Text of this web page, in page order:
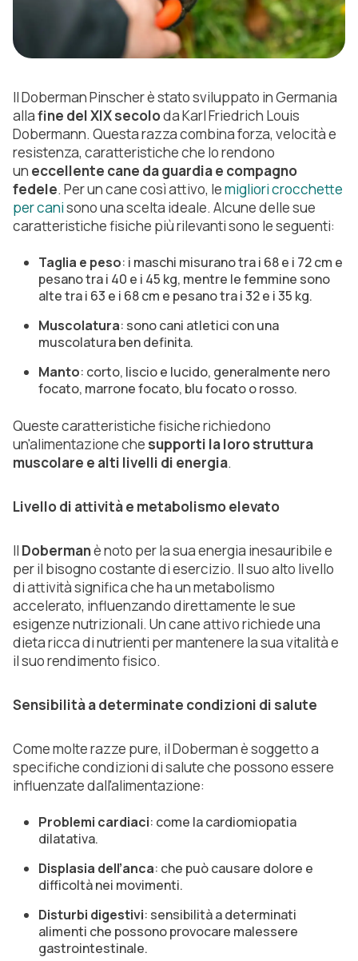
Il Doberman Pinscher è stato sviluppato in Germania
allafine del XIX secoloda Karl Friedrich Louis
Dobermann. Questa razza combina forza, velocità e
resistenza, caratteristiche che lo rendono
un eccellente cane da guardia e compagno
fedele. Per un cane così attivo, lemigliori crocchette
per canisono una scelta ideale. Alcune delle sue
caratteristiche fisiche più rilevanti sono le seguenti:
Taglia e peso: i maschi misurano tra i 68 e i 72 cm e
pesano tra i 40 e i 45 kg, mentre le femmine sono
alte tra i 63 e i 68 cm e pesano tra i 32 e i 35 kg.
Muscolatura: sono cani atletici con una
muscolatura ben definita.
Manto: corto, liscio e lucido, generalmente nero
focato, marrone focato, blu focato o rosso.
Queste caratteristiche fisiche richiedono
un'alimentazione che supporti la loro struttura
muscolare e alti livelli di energia.
Livello di attività e metabolismo elevato
Il Dobermanè noto per la sua energia inesauribile e
per il bisogno costante di esercizio. Il suo alto livello
di attività significa che ha un metabolismo
accelerato, influenzando direttamente le sue
esigenze nutrizionali. Un cane attivo richiede una
dieta ricca di nutrienti per mantenere la sua vitalità e
il suo rendimento fisico.
Sensibilità a determinate condizioni di salute
Come molte razze pure, il Doberman è soggetto a
specifiche condizioni di salute che possono essere
influenzate dall'alimentazione:
Problemi cardiaci: come la cardiomiopatia
dilatativa.
Displasia dell’anca: che può causare dolore e
difficoltà nei movimenti.
Disturbi digestivi: sensibilità a determinati
alimenti che possono provocare malessere
gastrointestinale.